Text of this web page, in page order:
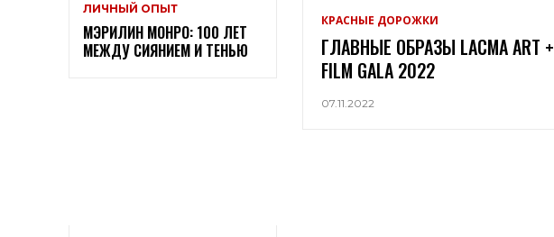
ЛИЧНЫЙ ОПЫТ
МЭРИЛИН МОНРО: 100 ЛЕТ
МЕЖДУ СИЯНИЕМ И ТЕНЬЮ
КРАСНЫЕ ДОРОЖКИ
ГЛАВНЫЕ ОБРАЗЫ LACMA ART +
FILM GALA 2022
07.11.2022